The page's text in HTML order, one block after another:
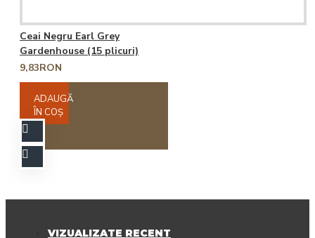
Ceai Negru Earl Grey
Gardenhouse (15 plicuri)
9,83RON
ADAUGĂ
ÎN COŞ
VIZUALIZATE RECENT